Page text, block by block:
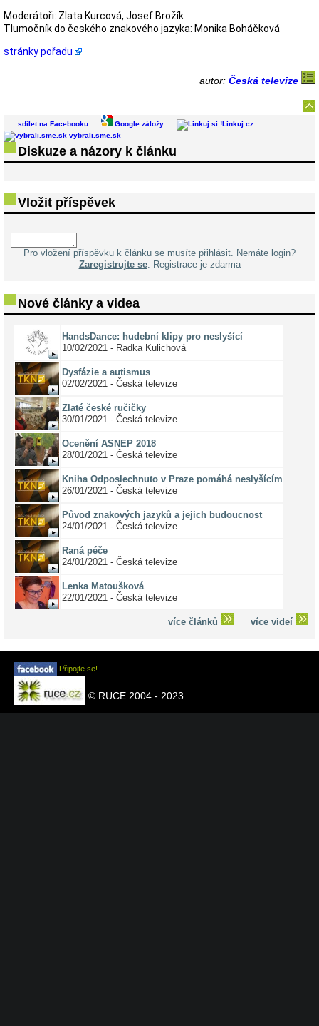
Moderátoři: Zlata Kurcová, Josef Brožík
Tlumočník do českého znakového jazyka: Monika Boháčková
stránky pořadu
autor: Česká televize
sdílet na Facebooku Google záložy
Linkuj.cz
vybrali.sme.sk
Diskuze a názory k článku
Vložit příspěvek
Pro vložení příspěvku k článku se musíte přihlásit. Nemáte login?
Zaregistrujte se. Registrace je zdarma
Nové články a videa
HandsDance: hudební klipy pro neslyšící
10/02/2021 - Radka Kulichová
Dysfázie a autismus
02/02/2021 - Česká televize
Zlaté české ručičky
30/01/2021 - Česká televize
Ocenění ASNEP 2018
28/01/2021 - Česká televize
Kniha Odposlechnuto v Praze pomáhá neslyšícím
26/01/2021 - Česká televize
Původ znakových jazyků a jejich budoucnost
24/01/2021 - Česká televize
Raná péče
24/01/2021 - Česká televize
Lenka Matoušková
22/01/2021 - Česká televize
více článků více videí
Připojte se!
© RUCE 2004 - 2023